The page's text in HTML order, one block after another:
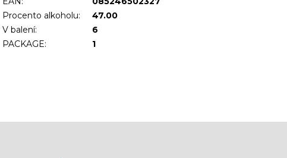
Procento alkoholu:
47.00
V balení:
6
PACKAGE: 1